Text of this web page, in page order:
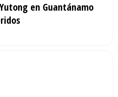
en Guantánamo